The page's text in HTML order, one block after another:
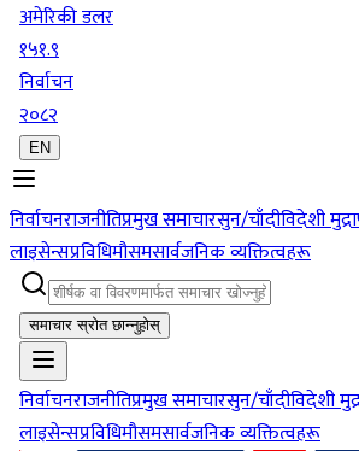
अमेरिकी डलर
१५१.९
निर्वाचन
२०८२
EN
निर्वाचनराजनीतिप्रमुख समाचारसुन/चाँदीविदेशी मुद्रा
लाइसेन्सप्रविधिमौसमसार्वजनिक व्यक्तित्वहरू
समाचार स्रोत छान्नुहोस्
निर्वाचनराजनीतिप्रमुख समाचारसुन/चाँदीविदेशी
लाइसेन्सप्रविधिमौसमसार्वजनिक व्यक्तित्वहरू